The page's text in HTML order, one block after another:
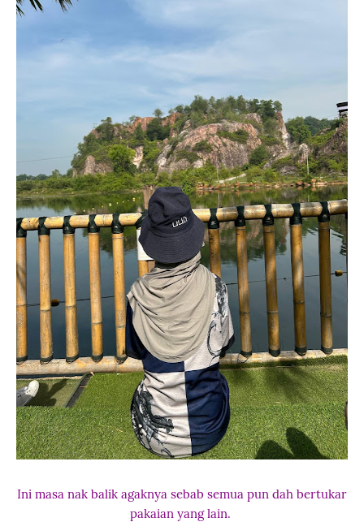
Ini masa nak balik agaknya sebab semua pun dah bertukar
pakaian yang lain.